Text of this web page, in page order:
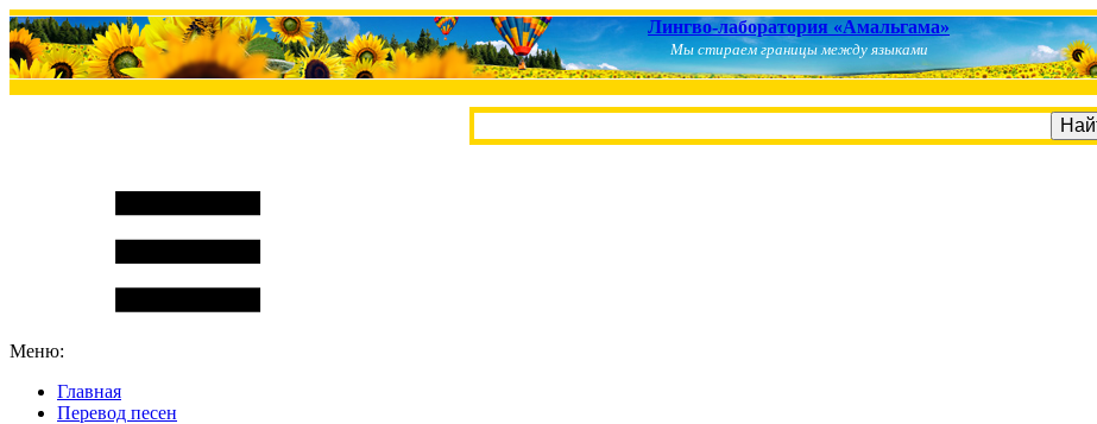
Лингво-лаборатория «Амальгама»
Мы стираем границы между языками
Меню:
Главная
Перевод песен